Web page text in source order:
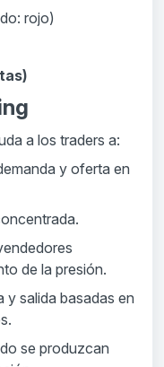
rojo)
a los traders a:
y oferta en
de la presión.
y salida basadas en
se produzcan